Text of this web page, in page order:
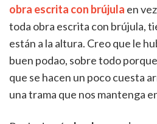
obra escrita con brújula en
toda obra escrita con brújula,
están a la altura. Creo que le
buen podao, sobre todo
que se hacen un poco cuesta
una trama que nos mantenga